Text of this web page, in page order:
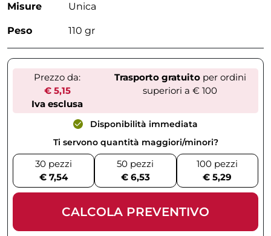
Misure Unica
Peso 110 gr
Prezzo da:
€ 5,15
Iva esclusa
Trasporto gratuitoper ordini
superiori a € 100
Disponibilità immediata
Ti servono quantità maggiori/minori?
30 pezzi
€ 7,54
50 pezzi
€ 6,53
100 pezzi
€ 5,29
CALCOLA PREVENTIVO